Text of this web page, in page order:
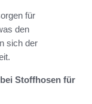
für
den
sich der
Stoffhosen für